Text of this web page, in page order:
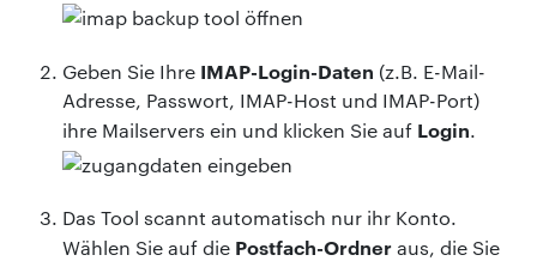
Geben Sie Ihre IMAP-Login-Daten (z.B. E-Mail-
Adresse, Passwort, IMAP-Host und IMAP-Port)
ihre Mailservers ein und klicken Sie auf Login.
Das Tool scannt automatisch nur ihr Konto.
Wählen Sie auf die Postfach-Ordneraus, die Sie